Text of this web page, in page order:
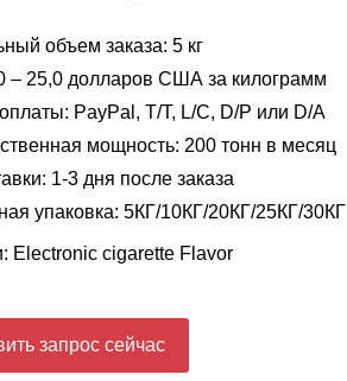
объем заказа: 5 кг
– 25,0 долларов США за килограмм
PayPal, T/T, L/C, D/P или D/A
мощность: 200 тонн в месяц
1-3 дня после заказа
упаковка: 5КГ/10КГ/20КГ/25КГ/30КГ
Electronic cigarette Flavor
запрос сейчас